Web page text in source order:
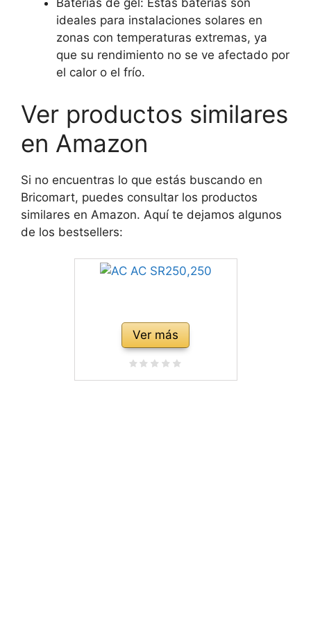
Baterías de gel: Estas baterías son
ideales para instalaciones solares en
zonas con temperaturas extremas, ya
que su rendimiento no se ve afectado por
el calor o el frío.
Ver productos similares
en Amazon
Si no encuentras lo que estás buscando en
Bricomart, puedes consultar los productos
similares en Amazon. Aquí te dejamos algunos
de los bestsellers:
Ver más